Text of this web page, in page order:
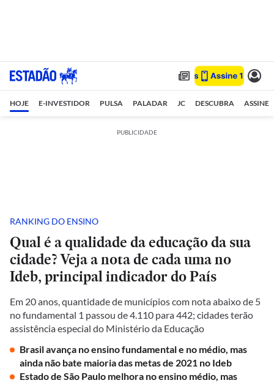
HOJE E-INVESTIDOR PULSA PALADAR JC DESCUBRA ASSINE
PUBLICIDADE
RANKING DO ENSINO
Qual é a qualidade da educação da sua
cidade? Veja a nota de cada uma no
Ideb, principal indicador do País
Em 20 anos, quantidade de municípios com nota abaixo de 5
no fundamental 1 passou de 4.110 para 442; cidades terão
assistência especial do Ministério da Educação
Brasil avança no ensino fundamental e no médio, mas
ainda não bate maioria das metas de 2021 no Ideb
Estado de São Paulo melhora no ensino médio, mas